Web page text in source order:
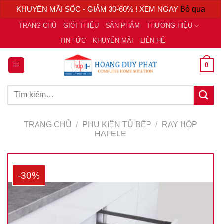
KHUYẾN MÃI SỐC - GIẢM 30-60% ! XEM NGAY Bỏ qua
Chuyển
nội
dung
TRANG CHỦ GIỚI THIỆU SẢN PHẨM
THƯƠNG HIỆU
TIN TỨC
KHUYẾN MÃI LIÊN HỆ
0
Tìm
TRANG CHỦ / PHỤ KIỆN TỦ BẾP /
RAY HỘP
HAFELE
-30%